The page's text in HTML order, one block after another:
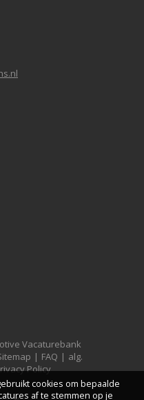
Vacaturebank
| FAQ | alg.
Policy
cookies om bepaalde
af te stemmen op je